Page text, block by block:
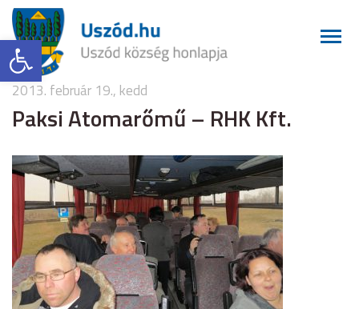
Eszköztár megnyitása
2013. február 19., kedd
Paksi Atomarőmű – RHK Kft.